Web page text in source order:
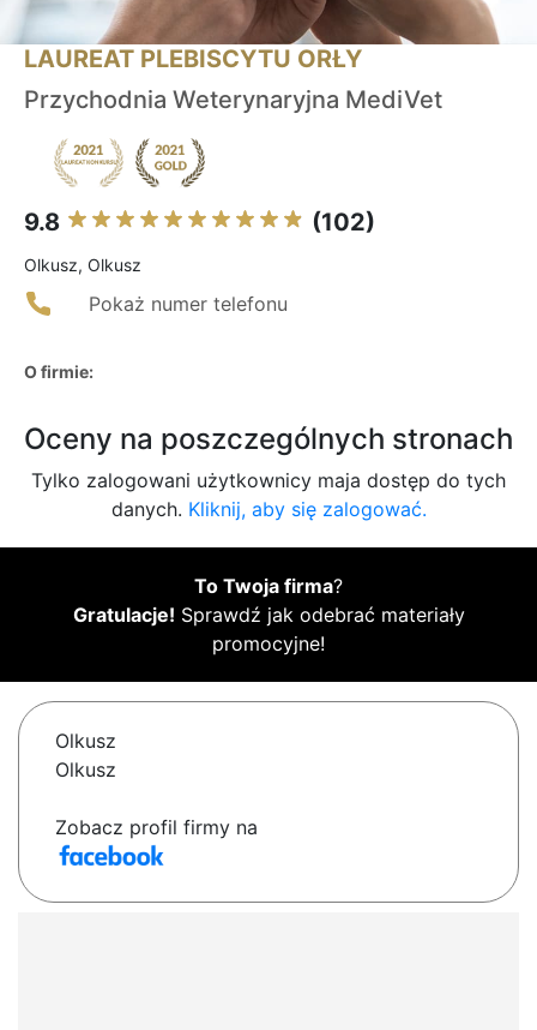
LAUREAT PLEBISCYTU ORŁY
Przychodnia Weterynaryjna MediVet
9.8 (102)
Olkusz, Olkusz
Pokaż numer telefonu
O firmie:
Oceny na poszczególnych stronach
Tylko zalogowani użytkownicy maja dostęp do tych
danych. Kliknij, aby się zalogować.
To Twoja firma?
Gratulacje! Sprawdź jak odebrać materiały
promocyjne!
Olkusz
Olkusz
Zobacz profil firmy na